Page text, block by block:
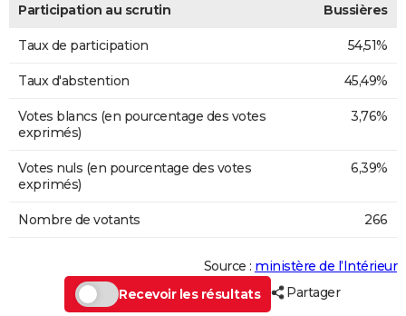
Participation au scrutin Bussières
Taux de participation 54,51%
Taux d'abstention 45,49%
Votes blancs (en pourcentage des votes
exprimés)
3,76%
Votes nuls (en pourcentage des votes
exprimés)
6,39%
Nombre de votants 266
Source : ministère de l’Intérieur
Recevoir les résultats
Partager